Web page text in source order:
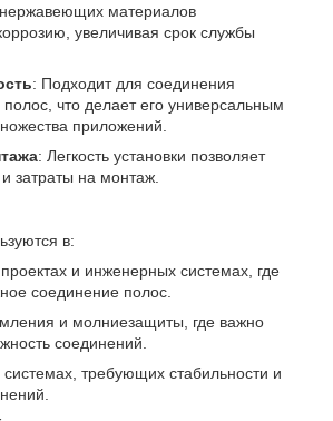
материалов
увеличивая срок службы
: Подходит для соединения
что делает его универсальным
приложений.
: Легкость установки позволяет
затраты на монтаж.
в:
и инженерных системах, где
соединение полос.
и молниезащиты, где важно
соединений.
системах, требующих стабильности и